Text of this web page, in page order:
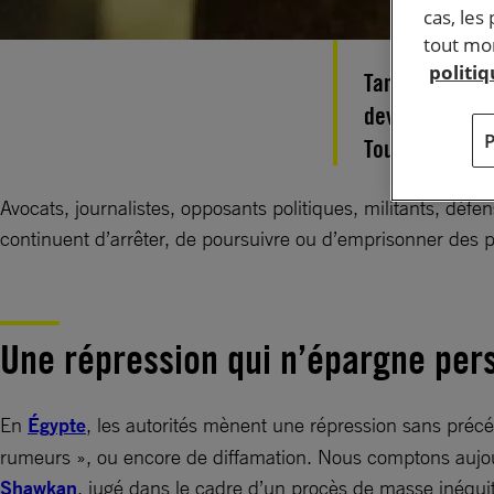
Tandis que
devient
Tour
Avocats, journalistes, opposants politiques, militants,
continuent d’arrêter, de poursuivre ou d’emprisonner
Une répression qui n’épargne
En Égypte, les autorités mènent une répression sans
rumeurs », ou encore de diffamation. Nous comptons
Shawkan, jugé dans le cadre d’un procès de masse
cas,
tout